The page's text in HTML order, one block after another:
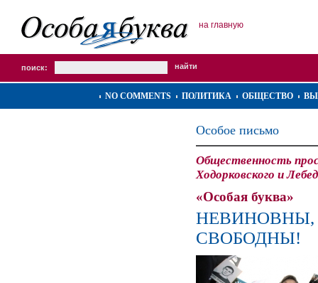
на главную
поиск:
NO COMMENTS ПОЛИТИКА ОБЩЕСТВО
Особое письмо
Общественность
Ходорковского и
«Особая буква»
НЕВИНОВНЫ,
СВОБОДНЫ!